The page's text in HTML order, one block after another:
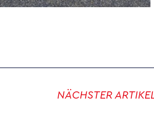
NÄCHSTER ARTIKEL